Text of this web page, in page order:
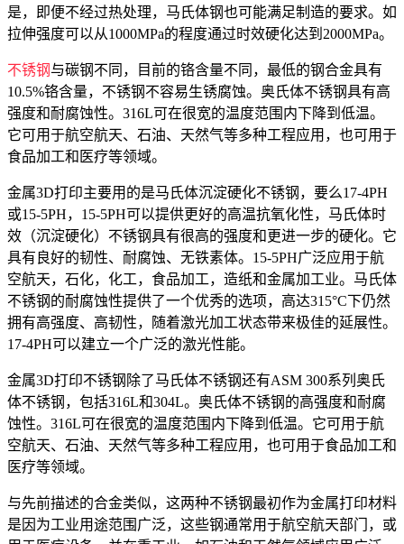
是，即便不经过热处理，马氏体钢也可能满足制造的要求。如
拉伸强度可以从1000MPa的程度通过时效硬化达到2000MPa。
不锈钢 与碳钢不同，目前的铬含量不同，最低的钢合金具有
10.5%铬含量，不锈钢不容易生锈腐蚀。奥氏体不锈钢具有高
强度和耐腐蚀性。316L可在很宽的温度范围内下降到低温。
它可用于航空航天、石油、天然气等多种工程应用，也可用于
食品加工和医疗等领域。
金属3D打印主要用的是马氏体沉淀硬化不锈钢，要么17-4PH
或15-5PH，15-5PH可以提供更好的高温抗氧化性，马氏体时
效（沉淀硬化）不锈钢具有很高的强度和更进一步的硬化。它
具有良好的韧性、耐腐蚀、无铁素体。15-5PH广泛应用于航
空航天，石化，化工，食品加工，造纸和金属加工业。马氏体
不锈钢的耐腐蚀性提供了一个优秀的选项，高达315°C下仍然
拥有高强度、高韧性，随着激光加工状态带来极佳的延展性。
17-4PH可以建立一个广泛的激光性能。
金属3D打印不锈钢除了马氏体不锈钢还有ASM 300系列奥氏
体不锈钢，包括316L和304L。奥氏体不锈钢的高强度和耐腐
蚀性。316L可在很宽的温度范围内下降到低温。它可用于航
空航天、石油、天然气等多种工程应用，也可用于食品加工和
医疗等领域。
与先前描述的合金类似，这两种不锈钢最初作为金属打印材料
是因为工业用途范围广泛，这些钢通常用于航空航天部门，或